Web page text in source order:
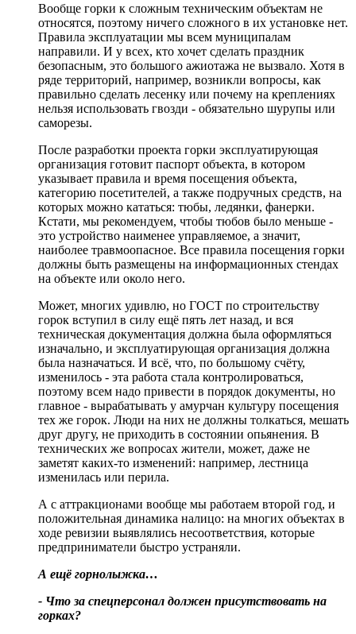
Вообще горки к сложным техническим объектам не
относятся, поэтому ничего сложного в их установке нет.
Правила эксплуатации мы всем муниципалам
направили. И у всех, кто хочет сделать праздник
безопасным, это большого ажиотажа не вызвало. Хотя в
ряде территорий, например, возникли вопросы, как
правильно сделать лесенку или почему на креплениях
нельзя использовать гвозди - обязательно шурупы или
саморезы.
После разработки проекта горки эксплуатирующая
организация готовит паспорт объекта, в котором
указывает правила и время посещения объекта,
категорию посетителей, а также подручных средств, на
которых можно кататься: тюбы, ледянки, фанерки.
Кстати, мы рекомендуем, чтобы тюбов было меньше -
это устройство наименее управляемое, а значит,
наиболее травмоопасное. Все правила посещения горки
должны быть размещены на информационных стендах
на объекте или около него.
Может, многих удивлю, но ГОСТ по строительству
горок вступил в силу ещё пять лет назад, и вся
техническая документация должна была оформляться
изначально, и эксплуатирующая организация должна
была назначаться. И всё, что, по большому счёту,
изменилось - эта работа стала контролироваться,
поэтому всем надо привести в порядок документы, но
главное - вырабатывать у амурчан культуру посещения
тех же горок. Люди на них не должны толкаться, мешать
друг другу, не приходить в состоянии опьянения. В
технических же вопросах жители, может, даже не
заметят каких-то изменений: например, лестница
изменилась или перила.
А с аттракционами вообще мы работаем второй год, и
положительная динамика налицо: на многих объектах в
ходе ревизии выявлялись несоответствия, которые
предприниматели быстро устраняли.
А ещё горнолыжка…
- Что за спецперсонал должен присутствовать на
горках?